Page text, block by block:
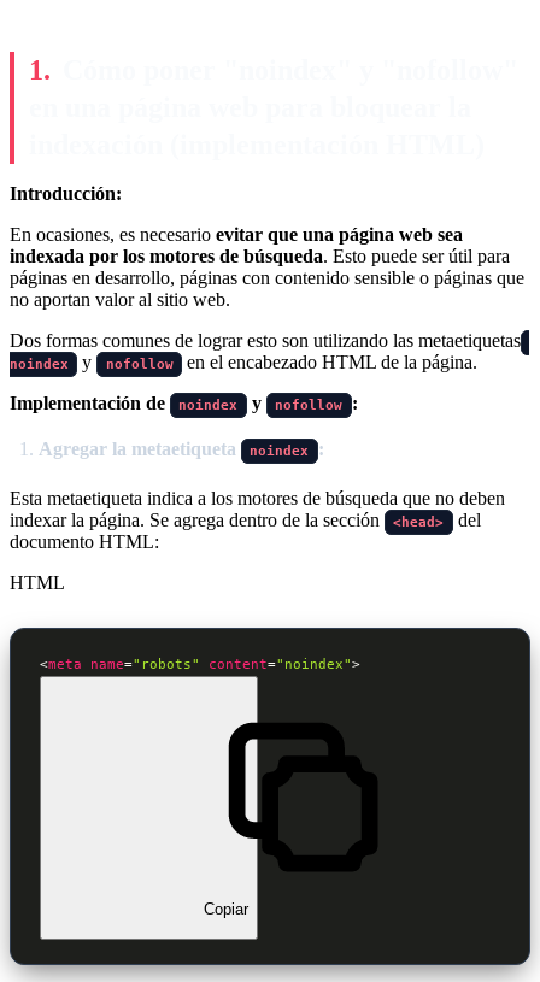
Introducción:
En ocasiones, es necesario evitar que una página web sea
indexada por los motores de búsqueda. Esto puede ser útil para
páginas en desarrollo, páginas con contenido sensible o páginas que
no aportan valor al sitio web.
Dos formas comunes de lograr esto son utilizando las metaetiquetas
noindex y nofollow
en el encabezado HTML de la página.
Implementación de
noindex y nofollow :
Agregar la metaetiqueta noindex :
Esta metaetiqueta indica a los motores de búsqueda que no deben
indexar la página. Se agrega dentro de la sección
<head> del
documento HTML:
HTML
<meta name="robots" content="noindex">
Copiar